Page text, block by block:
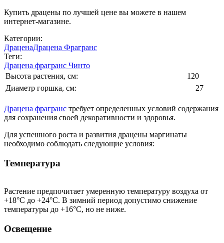
Купить драцены по лучшей цене вы можете в нашем
интернет-магазине.
Категории:
ДраценаДрацена Фрагранс
Теги:
Драцена фрагранс Чинто
Высота растения, см:
120
Диаметр горшка, см:
27
Драцена фрагранс требует определенных условий содержания
для сохранения своей декоративности и здоровья.
Для успешного роста и развития драцены маргинаты
необходимо соблюдать следующие условия:
Температура
Растение предпочитает умеренную температуру воздуха от
+18°C до +24°C. В зимний период допустимо снижение
температуры до +16°C, но не ниже.
Освещение